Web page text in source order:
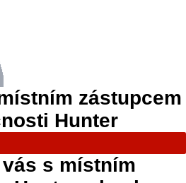
zástupcem
Hunter
s místním